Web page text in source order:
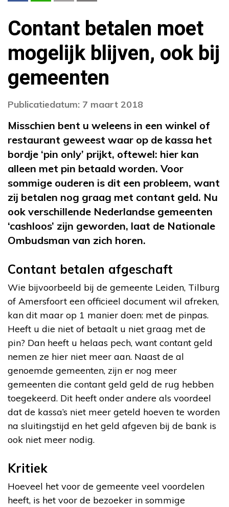
Contant betalen moet
mogelijk blijven, ook bij
gemeenten
Publicatiedatum: 7 maart 2018
Misschien bent u weleens in een winkel of
restaurant geweest waar op de kassa het
bordje ‘pin only’ prijkt, oftewel: hier kan
alleen met pin betaald worden. Voor
sommige ouderen is dit een probleem, want
zij betalen nog graag met contant geld. Nu
ook verschillende Nederlandse gemeenten
‘cashloos’ zijn geworden, laat de Nationale
Ombudsman van zich horen.
Contant betalen afgeschaft
Wie bijvoorbeeld bij de gemeente Leiden, Tilburg
of Amersfoort een officieel document wil afreken,
kan dit maar op 1 manier doen: met de pinpas.
Heeft u die niet of betaalt u niet graag met de
pin? Dan heeft u helaas pech, want contant geld
nemen ze hier niet meer aan. Naast de al
genoemde gemeenten, zijn er nog meer
gemeenten die contant geld geld de rug hebben
toegekeerd. Dit heeft onder andere als voordeel
dat de kassa’s niet meer geteld hoeven te worden
na sluitingstijd en het geld afgeven bij de bank is
ook niet meer nodig.
Kritiek
Hoeveel het voor de gemeente veel voordelen
heeft, is het voor de bezoeker in sommige